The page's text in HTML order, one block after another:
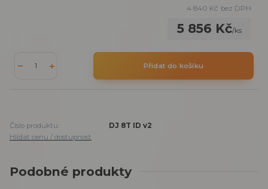
5 856 Kč/ks
4 840 Kč bez DPH
Přidat do košíku
Číslo produktu:
DJ 8T ID v2
Hlídat cenu / dostupnost
Podobné produkty